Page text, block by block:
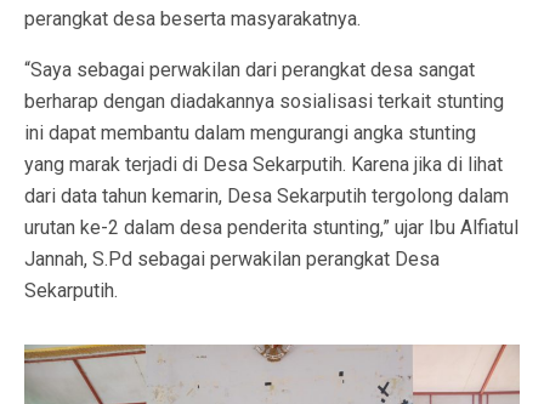
perangkat desa beserta masyarakatnya.
“Saya sebagai perwakilan dari perangkat desa sangat
berharap dengan diadakannya sosialisasi terkait stunting
ini dapat membantu dalam mengurangi angka stunting
yang marak terjadi di Desa Sekarputih. Karena jika di lihat
dari data tahun kemarin, Desa Sekarputih tergolong dalam
urutan ke-2 dalam desa penderita stunting,” ujar Ibu Alfiatul
Jannah, S.Pd sebagai perwakilan perangkat Desa
Sekarputih.